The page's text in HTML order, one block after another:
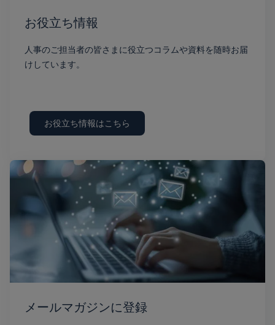
お役立ち情報
人事のご担当者の皆さまに役立つコラムや資料を随時お届
けしています。
お役立ち情報はこちら
メールマガジンに登録